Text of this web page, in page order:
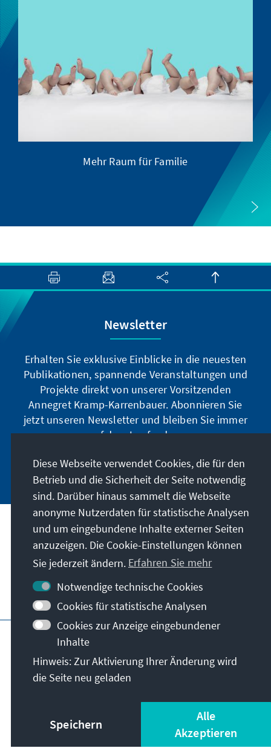
Mehr Raum für Familie
Newsletter
Erhalten Sie exklusive Einblicke in die neuesten
Publikationen, spannende Veranstaltungen und
Projekte direkt von unserer Vorsitzenden
Annegret Kramp-Karrenbauer. Abonnieren Sie
jetzt unseren Newsletter und bleiben Sie immer
auf dem Laufenden.
Jetzt abonnieren
Unser Auftrag
Kontakt
Weitere Angebote der Stiftung
Impressum
Datenschutz
Nutzungsbedingungen
Erklärung zur Barrierefreiheit
Barriere melden
Sitemap
© Konrad-Adenauer-Stiftung e.V. 2026
Diese Webseite verwendet Cookies, die für den
Betrieb und die Sicherheit der Seite notwendig
sind. Darüber hinaus sammelt die Webseite
anonyme Nutzerdaten für statistische Analysen
und um eingebundene Inhalte externer Seiten
anzuzeigen. Die Cookie-Einstellungen können
Sie jederzeit ändern. Erfahren Sie mehr
Notwendige technische Cookies
Cookies für statistische Analysen
Cookies zur Anzeige eingebundener
Inhalte
Hinweis: Zur Aktivierung Ihrer Änderung wird
die Seite neu geladen
Speichern
Alle
Akzeptieren